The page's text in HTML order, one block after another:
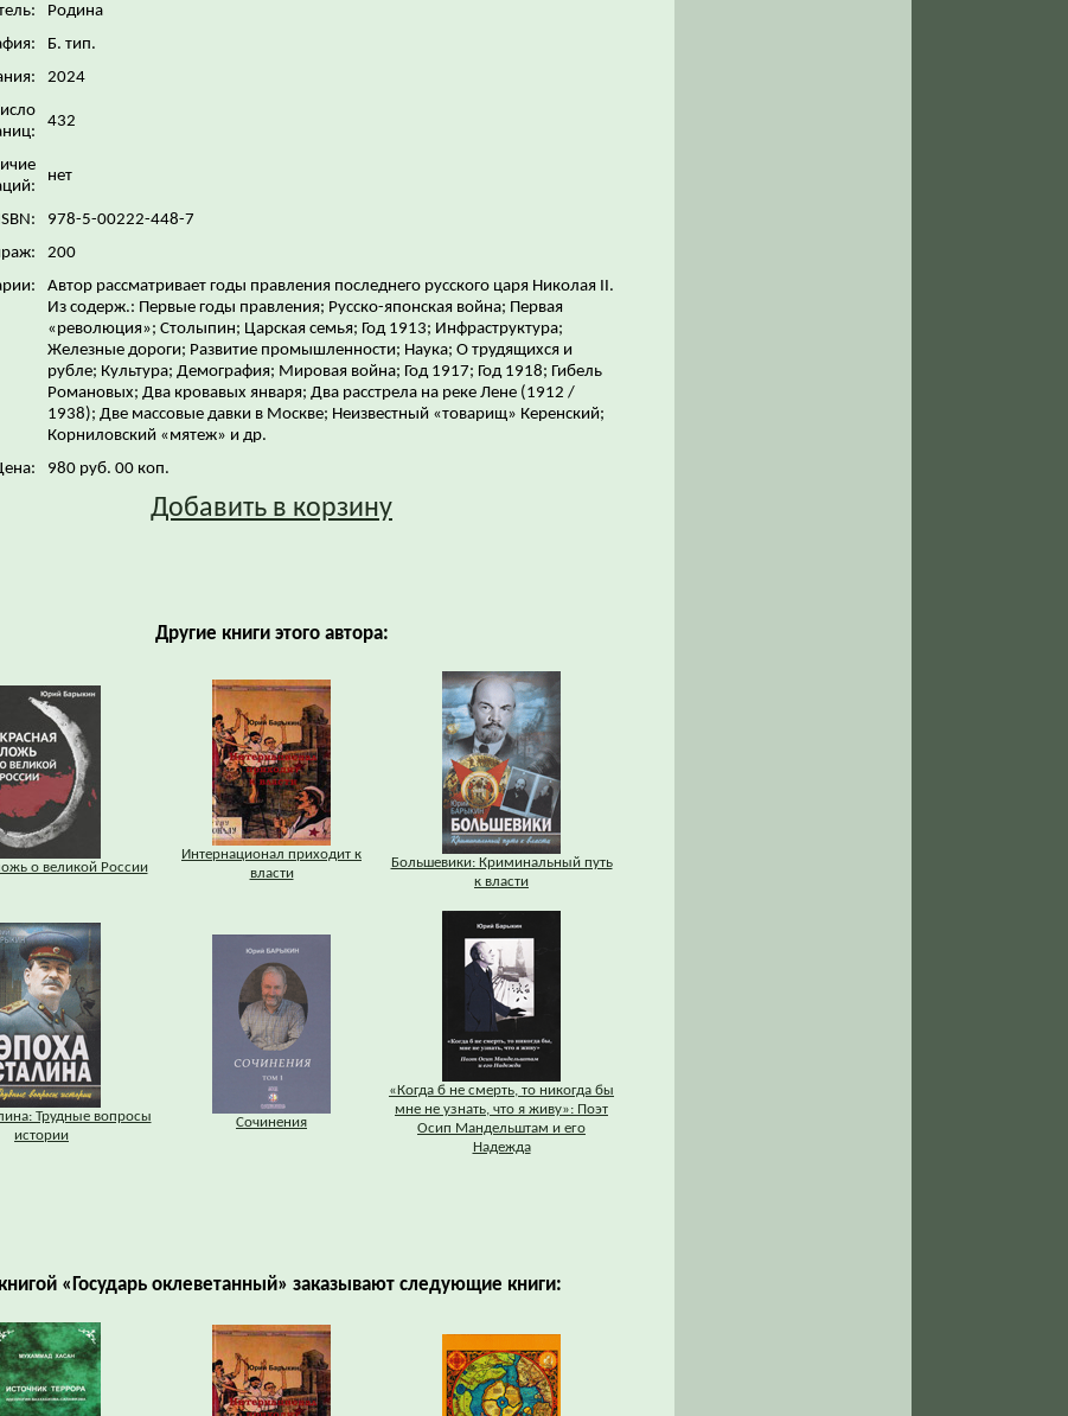
Родина
Б. тип.
2024
432
нет
978-5-00222-448-7
200
Автор рассматривает годы правления последнего русского царя Николая II.
Из содерж.: Первые годы правления; Русско-японская война; Первая
«революция»; Столыпин; Царская семья; Год 1913; Инфраструктура;
Железные дороги; Развитие промышленности; Наука; О трудящихся и
рубле; Культура; Демография; Мировая война; Год 1917; Год 1918; Гибель
Романовых; Два кровавых января; Два расстрела на реке Лене (1912 /
1938); Две массовые давки в Москве; Неизвестный «товарищ» Керенский;
Корниловский «мятеж» и др.
980 руб. 00 коп.
Добавить в корзину
Другие книги этого автора:
о великой России
Интернационал приходит к
власти
Большевики: Криминальный путь
к власти
Трудные вопросы
истории
Сочинения
«Когда б не смерть, то никогда бы
мне не узнать, что я живу»: Поэт
Осип Мандельштам и его
Надежда
«Государь оклеветанный» заказывают следующие книги: